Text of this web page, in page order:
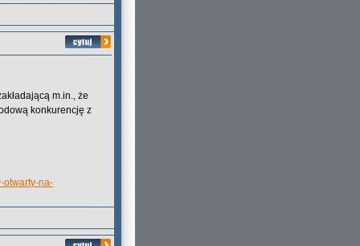
m.in., że
konkurencję z
otwarty-na-